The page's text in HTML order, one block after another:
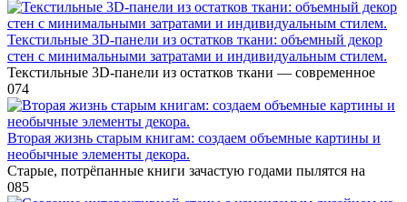
Текстильные 3D-панели из остатков ткани: объемный декор
стен с минимальными затратами и индивидуальным стилем.
Текстильные 3D-панели из остатков ткани — современное
074
Вторая жизнь старым книгам: создаем объемные картины и
необычные элементы декора.
Старые, потрёпанные книги зачастую годами пылятся на
085